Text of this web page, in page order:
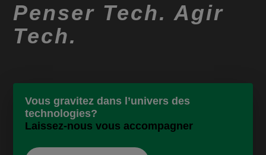
Penser Tech. Agir
Tech.
Vous gravitez dans l’univers des
technologies?
Laissez-nous vous accompagner